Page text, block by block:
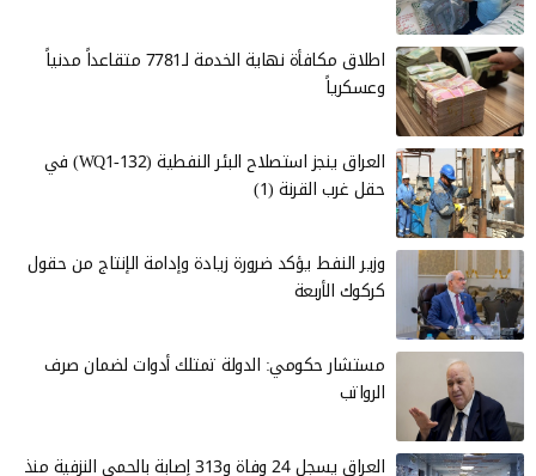
اطلاق مكافأة نهاية الخدمة لـ7781 متقاعداً مدنياً
وعسكرياً
العراق ينجز استصلاح البئر النفطية (WQ1-132) في
حقل غرب القرنة (1)
وزير النفط يؤكد ضرورة زيادة وإدامة الإنتاج من حقول
كركوك الأربعة
مستشار حكومي: الدولة تمتلك أدوات لضمان صرف
الرواتب
العراق يسجل 24 وفاة و313 إصابة بالحمى النزفية منذ